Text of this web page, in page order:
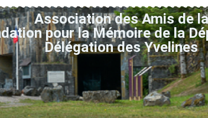
Association des Amis de la
pour la Mémoire de la
Délégation des Yvelines